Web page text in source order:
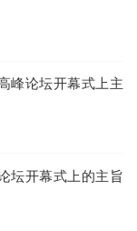
峰论坛开幕式上主
坛开幕式上的主旨